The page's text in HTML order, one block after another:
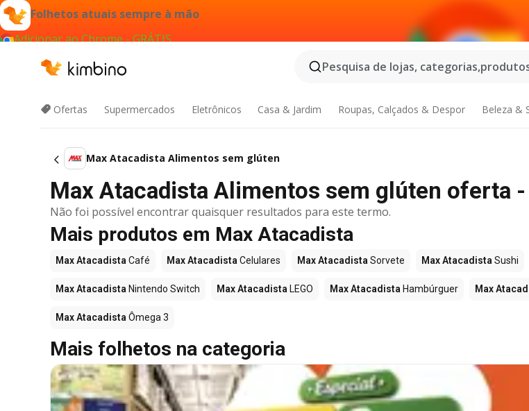
Folhetos atuais sempre à mão
Adicionar ao Chrome - GRÁTIS
Pesquisa de lojas,
Ofertas Supermercados Eletrônicos Casa & Jardim Roupas, Calçados & Despor Beleza &
Max Atacadista Alimentos sem glúten
Max Atacadista Alimentos sem glúten oferta
Não foi possível encontrar quaisquer resultados para este termo.
Mais produtos em Max Atacadista
Max Atacadista Café Max Atacadista Celulares Max Atacadista Sorvete Max Atacadista Sushi
Max Atacadista Nintendo Switch Max Atacadista LEGO Max Atacadista Hambúrguer Max
Max Atacadista Ômega 3
Mais folhetos na categoria